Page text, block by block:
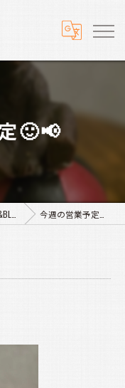
🙂📢
今週の営業予定🙂📢